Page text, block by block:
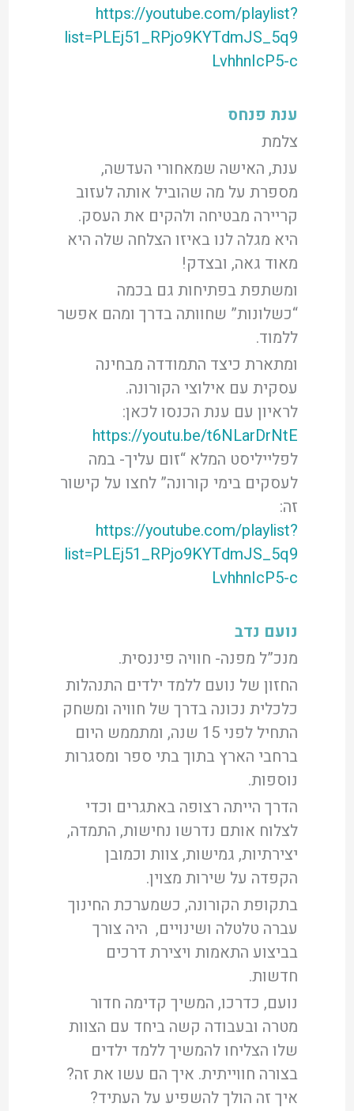
https://youtube.com/playlist?
list=PLEj51_RPjo9KYTdmJS_5q9
LvhhnIcP5-c
ענת פנחס
צלמת
ענת, האישה שמאחורי העדשה,
מספרת על מה שהוביל אותה לעזוב
קריירה מבטיחה ולהקים את העסק.
היא מגלה לנו באיזו הצלחה שלה היא
מאוד גאה, ובצדק!
ומשתפת בפתיחות גם בכמה
“כשלונות” שחוותה בדרך ומהם אפשר
ללמוד.
ומתארת כיצד התמודדה מבחינה
עסקית עם אילוצי הקורונה.
לראיון עם ענת הכנסו לכאן:
https://youtu.be/t6NLarDrNtE
לפלייליסט המלא “זום עליך- במה
לעסקים בימי קורונה” לחצו על קישור
זה:
https://youtube.com/playlist?
list=PLEj51_RPjo9KYTdmJS_5q9
LvhhnIcP5-c
נועם נדב
מנכ”ל מפנה- חוויה פיננסית.
החזון של נועם ללמד ילדים התנהלות
כלכלית נכונה בדרך של חוויה ומשחק
התחיל לפני 15 שנה, ומתממש היום
ברחבי הארץ בתוך בתי ספר ומסגרות
נוספות.
הדרך הייתה רצופה באתגרים וכדי
לצלוח אותם נדרשו נחישות, התמדה,
יצירתיות, גמישות, צוות וכמובן
הקפדה על שירות מצוין.
בתקופת הקורונה, כשמערכת החינוך
עברה טלטלה ושינויים, היה צורך
בביצוע התאמות ויצירת דרכים
חדשות.
נועם, כדרכו, המשיך קדימה חדור
מטרה ובעבודה קשה ביחד עם הצוות
שלו הצליחו להמשיך ללמד ילדים
בצורה חווייתית. איך הם עשו את זה?
איך זה הולך להשפיע על העתיד?